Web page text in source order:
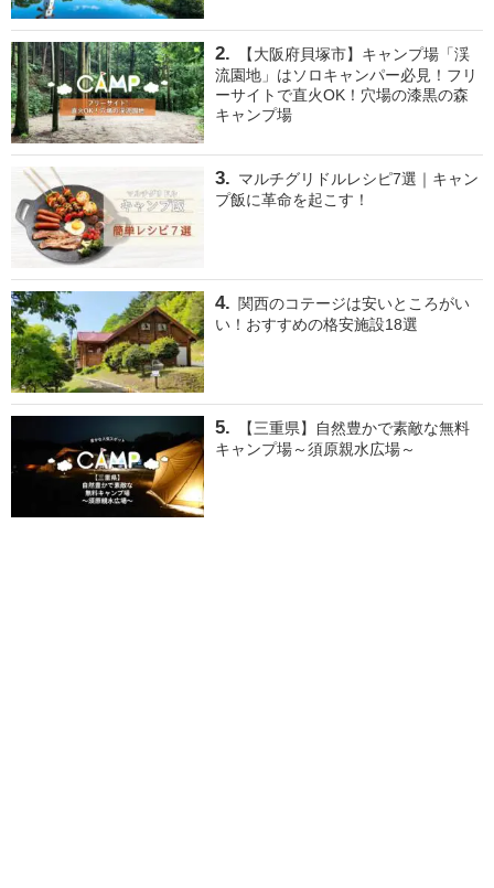
【大阪府貝塚市】キャンプ場「渓
流園地」はソロキャンパー必見！フリ
ーサイトで直火OK！穴場の漆黒の森
キャンプ場
マルチグリドルレシピ7選｜キャン
プ飯に革命を起こす！
関西のコテージは安いところがい
い！おすすめの格安施設18選
【三重県】自然豊かで素敵な無料
キャンプ場～須原親水広場～